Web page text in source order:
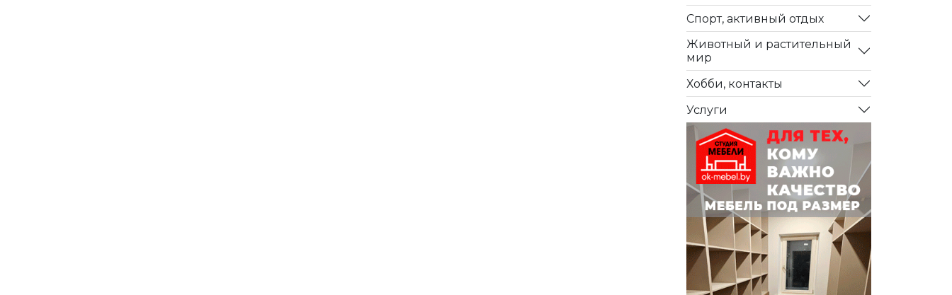
Спорт, активный отдых
Животный и растительный
мир
Хобби, контакты
Услуги